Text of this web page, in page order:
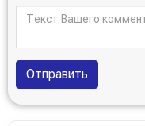
Отправить